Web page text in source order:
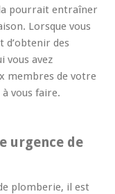
pourrait entraîner
Lorsque vous
des
vous avez
membres de votre
vous faire.
urgence de
plomberie, il est